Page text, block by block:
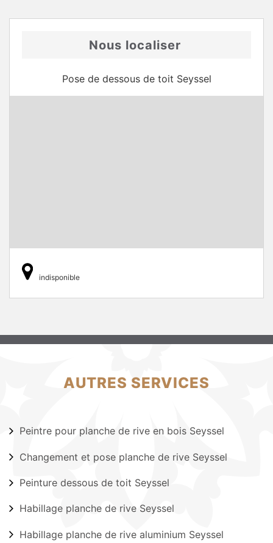
Nous localiser
Pose de dessous de toit Seyssel
indisponible
AUTRES SERVICES
Peintre pour planche de rive en bois Seyssel
Changement et pose planche de rive Seyssel
Peinture dessous de toit Seyssel
Habillage planche de rive Seyssel
Habillage planche de rive aluminium Seyssel